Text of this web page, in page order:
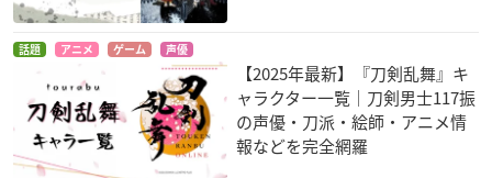
話題 アニメ ゲーム 声優
【2025年最新】『刀剣乱舞』キ
ャラクター一覧｜刀剣男士117振
の声優・刀派・絵師・アニメ情
報などを完全網羅